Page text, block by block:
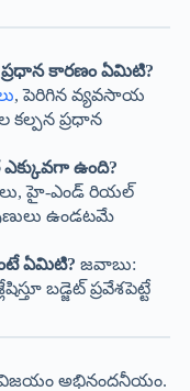
కారణం ఏమిటి?
, పెరిగిన వ్యవసాయ
ప్రధాన
ఎక్కువగా ఉంది?
హై-ఎండ్ రియల్
ఉండటమే
ఏమిటి? జవాబు:
బడ్జెట్ ప్రవేశపెట్టే
అభినందనీయం.